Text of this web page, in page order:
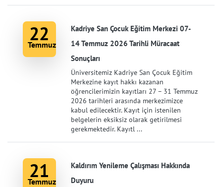
22
Temmuz
Kadriye San Çocuk Eğitim Merkezi 07-
14 Temmuz 2026 Tarihli Müracaat
Sonuçları
Üniversitemiz Kadriye San Çocuk Eğitim
Merkezine kayıt hakkı kazanan
öğrencilerimizin kayıtları 27 – 31 Temmuz
2026 tarihleri arasında merkezimizce
kabul edilecektir. Kayıt için istenilen
belgelerin eksiksiz olarak getirilmesi
gerekmektedir. Kayıtl ...
21
Temmuz
Kaldırım Yenileme Çalışması Hakkında
Duyuru